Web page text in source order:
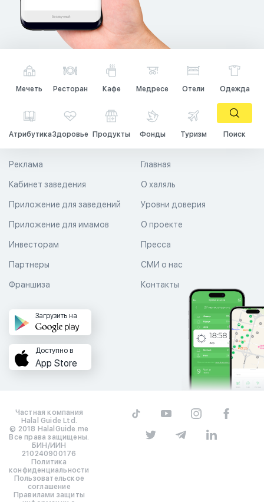
Мечеть Ресторан Кафе Медресе Отели Одежда
АтрибутикаЗдоровье Продукты Фонды Туризм Поиск
Главная
О халяль
Уровни доверия
Реклама
Кабинет заведения
Приложение для заведений
Приложение для имамов О проекте
Пресса
СМИ о нас
Контакты
Инвесторам
Партнеры
Франшиза
Загрузить на
Доступно в
App Store
Частная компания
Halal Guide Ltd.
© 2018 HalalGuide.me
Все права защищены.
БИН/ИИН
210240900176
Политика
конфиденциальности
Пользовательское
соглашение
Правилами защиты